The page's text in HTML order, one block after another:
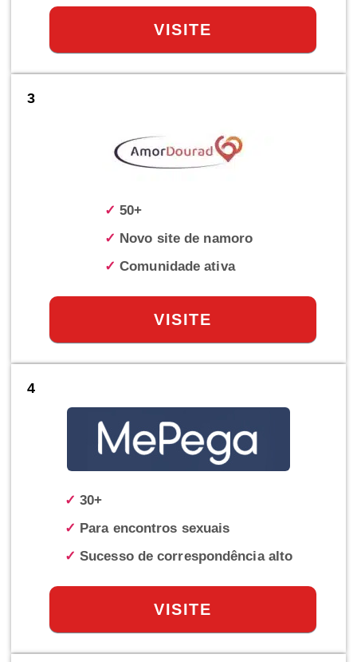
VISITE
3
✓ 50+
✓ Novo site de namoro
✓ Comunidade ativa
VISITE
4
✓ 30+
✓ Para encontros sexuais
✓ Sucesso de correspondência alto
VISITE